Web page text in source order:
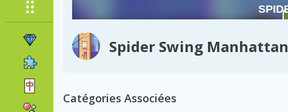
Spider Swing Manhattan
Catégories Associées